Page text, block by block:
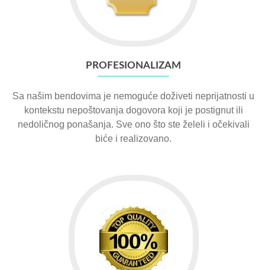
PROFESIONALIZAM
Sa našim bendovima je nemoguće doživeti neprijatnosti u
kontekstu nepoštovanja dogovora koji je postignut ili
nedoličnog ponašanja. Sve ono što ste želeli i očekivali
biće i realizovano.